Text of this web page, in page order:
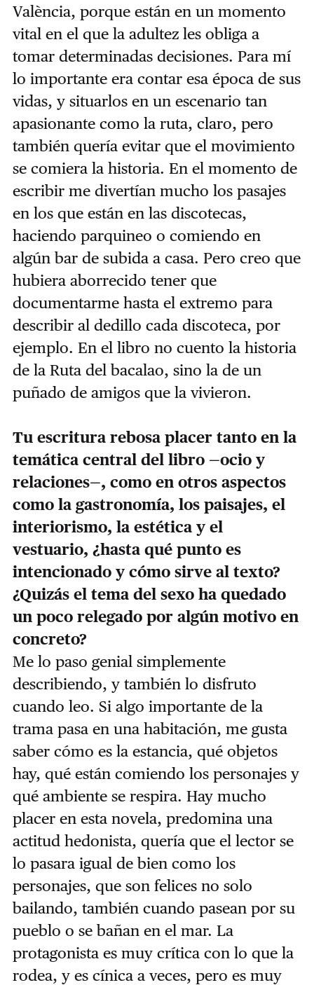
València, porque están en un momento
vital en el que la adultez les obliga a
tomar determinadas decisiones. Para mí
lo importante era contar esa época de sus
vidas, y situarlos en un escenario tan
apasionante como la ruta, claro, pero
también quería evitar que el movimiento
se comiera la historia. En el momento de
escribir me divertían mucho los pasajes
en los que están en las discotecas,
haciendo parquineo o comiendo en
algún bar de subida a casa. Pero creo que
hubiera aborrecido tener que
documentarme hasta el extremo para
describir al dedillo cada discoteca, por
ejemplo. En el libro no cuento la historia
de la Ruta del bacalao, sino la de un
puñado de amigos que la vivieron.
Tu escritura rebosa placer tanto en la
temática central del libro —ocio y
relaciones—, como en otros aspectos
como la gastronomía, los paisajes, el
interiorismo, la estética y el
vestuario, ¿hasta qué punto es
intencionado y cómo sirve al texto?
¿Quizás el tema del sexo ha quedado
un poco relegado por algún motivo en
concreto?
Me lo paso genial simplemente
describiendo, y también lo disfruto
cuando leo. Si algo importante de la
trama pasa en una habitación, me gusta
saber cómo es la estancia, qué objetos
hay, qué están comiendo los personajes y
qué ambiente se respira. Hay mucho
placer en esta novela, predomina una
actitud hedonista, quería que el lector se
lo pasara igual de bien como los
personajes, que son felices no solo
bailando, también cuando pasean por su
pueblo o se bañan en el mar. La
protagonista es muy crítica con lo que la
rodea, y es cínica a veces, pero es muy